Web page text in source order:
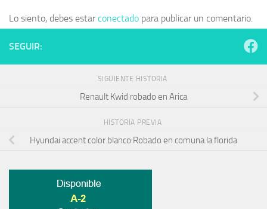
Lo siento, debes estarconectado para publicar un comentario.
SEGUIR:
SIGUIENTE HISTORIA
Renault Kwid robado en Arica
HISTORIA PREVIA
Hyundai accent color blanco Robado en comuna la florida